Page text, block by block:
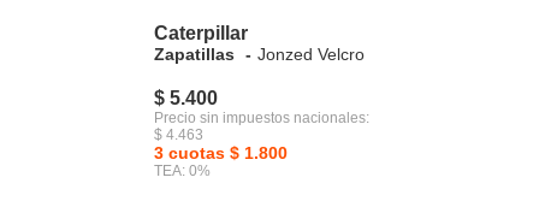
Caterpillar
Zapatillas Jonzed Velcro
$ 5.400
Precio sin impuestos nacionales:
$ 4.463
3 cuotas $ 1.800
TEA: 0%